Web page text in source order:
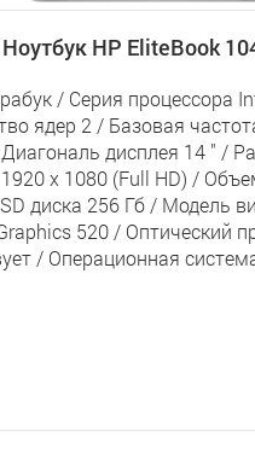
Ноутбук HP EliteBook
/ Серия процессора
ядер 2 / Базовая
дисплея 14 " /
x 1080 (Full HD) /
диска 256 Гб / Модель
520 / Оптический
/ Операционная